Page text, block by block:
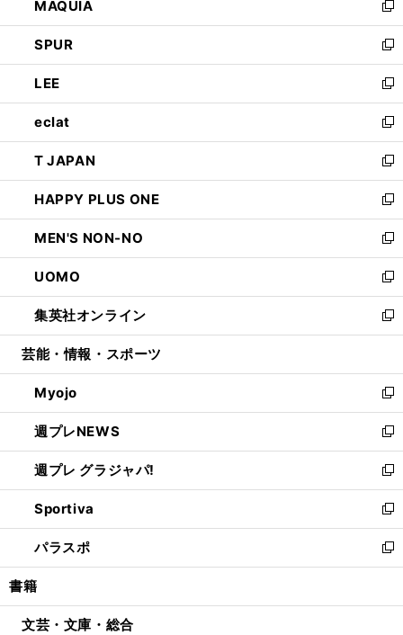
ド
ウ
で
開
く
ィ
ン
ド
ウ
で
開
く
い
ウ
ィ
ン
ド
ウ
で
開
く
MAQUIA
新
し
い
ウ
ィ
ン
ド
ウ
で
開
く
SPUR
新
し
い
ウ
ィ
ン
ド
ウ
で
開
く
LEE
新
し
い
ウ
ィ
ン
ド
ウ
で
開
く
eclat
新
し
い
ウ
ィ
ン
ド
ウ
で
開
く
T JAPAN
新
し
い
ウ
ィ
ン
ド
ウ
で
開
HAPPY PLUS ONE
新
し
い
ウ
ィ
ン
ド
ウ
開
く
MEN'S NON-NO
新
し
い
ウ
ィ
ン
ウ
で
開
く
UOMO
新
し
い
ウ
ン
ド
ウ
で
開
く
集英社オンライン
新
し
ウ
ィ
ン
ド
ウ
で
開
く
芸能・情報・スポーツ
Myojo
新
し
い
ウ
ィ
ン
ド
ウ
で
開
週プレNEWS
新
し
い
ウ
ィ
ン
ド
ウ
開
週プレ グラジャパ!
新
し
い
ウ
ィ
ン
ウ
Sportiva
新
し
い
ウ
ン
パラスポ
新
し
ウ
書籍
文芸・文庫・総合